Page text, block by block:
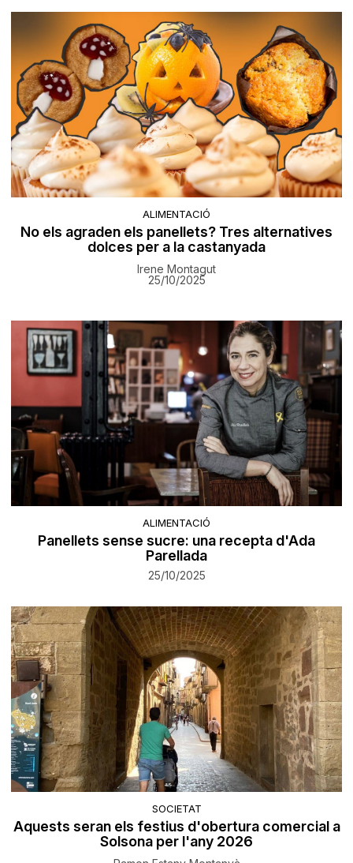
ALIMENTACIÓ
No els agraden els panellets? Tres alternatives
dolces per a la castanyada
Irene Montagut
25/10/2025
ALIMENTACIÓ
Panellets sense sucre: una recepta d'Ada
Parellada
25/10/2025
SOCIETAT
Aquests seran els festius d'obertura comercial a
Solsona per l'any 2026